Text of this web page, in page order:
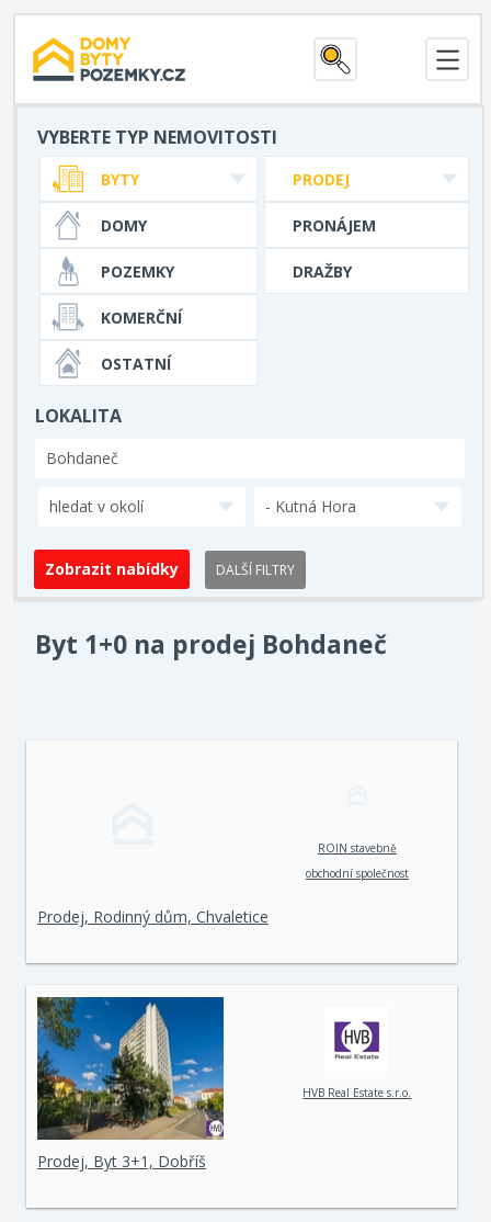
VYBERTE TYP NEMOVITOSTI
PRODEJ
PRONÁJEM
DRAŽBY
BYTY
DOMY
POZEMKY
KOMERČNÍ
OSTATNÍ
LOKALITA
hledat v okolí - Kutná Hora
DALŠÍ FILTRY
Byt 1+0 na prodej Bohdaneč
ROIN stavebně
obchodní společnost
Prodej, Rodinný dům, Chvaletice
HVB Real Estate s.r.o.
Prodej, Byt 3+1, Dobříš